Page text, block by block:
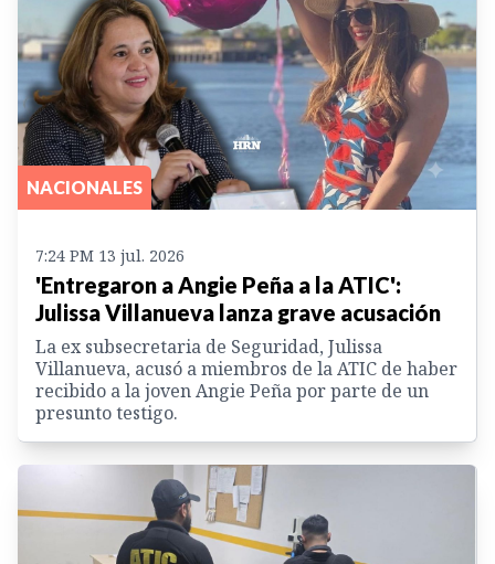
NACIONALES
7:24 PM 13 jul. 2026
'Entregaron a Angie Peña a la ATIC':
Julissa Villanueva lanza grave acusación
La ex subsecretaria de Seguridad, Julissa
Villanueva, acusó a miembros de la ATIC de haber
recibido a la joven Angie Peña por parte de un
presunto testigo.